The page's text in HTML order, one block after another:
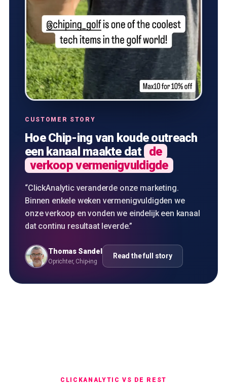
CUSTOMER STORY
Hoe Chip-ing van koude outreach
een kanaal maakte dat de
verkoop vermenigvuldigde
“ClickAnalytic veranderde onze marketing.
Binnen enkele weken vermenigvuldigden we
onze verkoop en vonden we eindelijk een kanaal
dat continu resultaat leverde.”
Thomas Sandel
Oprichter, Chip-ing
Read the full story
CLICKANALYTIC VS DE REST